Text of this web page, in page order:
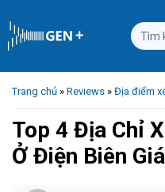
Trang chủ » Reviews » Địa điểm
Top 4 Địa Chỉ
Ở Điện Biên